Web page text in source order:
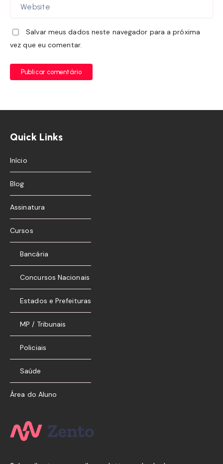
Salvar meus dados neste navegador para a próxima
vez que eu comentar.
Publicar comentário
Quick Links
Início
Blog
Assinatura
Cursos
Bancária
Concursos Nacionais
Estados e Prefeituras
MP / Tribunais
Policiais
Saúde
Área do Aluno